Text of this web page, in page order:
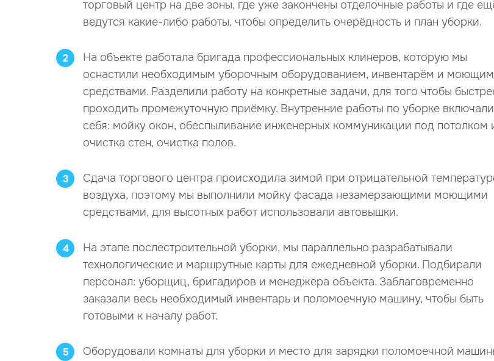
торговый центр на две зоны, где уже закончены отделочные работы и где
ведутся какие-либо работы, чтобы определить очерёдность и план уборки.
2
На объекте работала бригада профессиональных клинеров, которую мы
оснастили необходимым уборочным оборудованием, инвентарём и
средствами. Разделили работу на конкретные задачи, для того чтобы
проходить промежуточную приёмку. Внутренние работы по уборке
себя: мойку окон, обеспыливание инженерных коммуникации под потолком
очистка стен, очистка полов.
3
Сдача торгового центра происходила зимой при отрицательной
воздуха, поэтому мы выполнили мойку фасада незамерзающими моющими
средствами, для высотных работ использовали автовышки.
4
На этапе послестроительной уборки, мы параллельно разрабатывали
технологические и маршрутные карты для ежедневной уборки. Подбирали
персонал: уборщиц, бригадиров и менеджера объекта. Заблаговременно
заказали весь необходимый инвентарь и поломоечную машину, чтобы быть
готовыми к началу работ.
5
Оборудовали комнаты для уборки и место для зарядки поломоечной